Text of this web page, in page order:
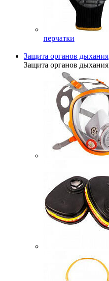
перчатки
Защита органов дыхания
Защита органов дыхания